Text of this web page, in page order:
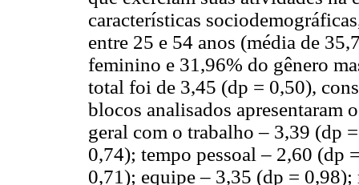
características
entre 25 e 54 anos (média de
feminino e 31,96% do gênero
total foi de 3,45 (dp = 0,50),
blocos analisados apresentaram
geral com o trabalho – 3,39 (dp
0,74); tempo pessoal – 2,60 (dp
0,71); equipe – 3,35 (dp =